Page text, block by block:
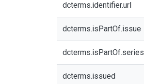
dcterms.identifier.url
dcterms.isPartOf.issue
dcterms.isPartOf.series
dcterms.issued